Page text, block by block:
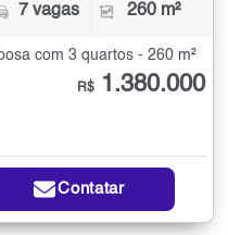
7 vagas 260 m²
com 3 quartos - 260 m²
R$ 1.380.000
Contatar